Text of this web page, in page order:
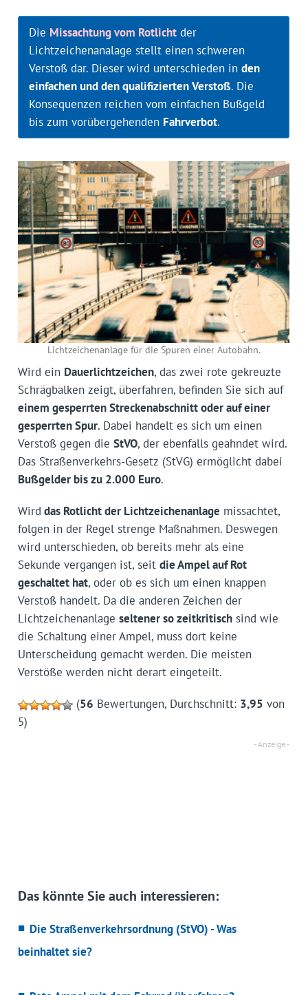
Die Missachtung vom Rotlichtder
Lichtzeichenanalage stellt einen schweren
Verstoß dar. Dieser wird unterschieden in den
einfachen und den qualifizierten Verstoß. Die
Konsequenzen reichen vom einfachen Bußgeld
bis zum vorübergehenden Fahrverbot.
Lichtzeichenanlage für die Spuren einer Autobahn.
Wird ein Dauerlichtzeichen, das zwei rote gekreuzte
Schrägbalken zeigt, überfahren, befinden Sie sich auf
einem gesperrten Streckenabschnitt oder auf einer
gesperrten Spur. Dabei handelt es sich um einen
Verstoß gegen die StVO, der ebenfalls geahndet wird.
Das Straßenverkehrs-Gesetz (StVG) ermöglicht dabei
Bußgelder bis zu 2.000 Euro.
Wird das Rotlicht der Lichtzeichenanlage missachtet,
folgen in der Regel strenge Maßnahmen. Deswegen
wird unterschieden, ob bereits mehr als eine
Sekunde vergangen ist, seit die Ampel auf Rot
geschaltet hat, oder ob es sich um einen knappen
Verstoß handelt. Da die anderen Zeichen der
Lichtzeichenanlage seltener so zeitkritischsind wie
die Schaltung einer Ampel, muss dort keine
Unterscheidung gemacht werden. Die meisten
Verstöße werden nicht derart eingeteilt.
(56 Bewertungen, Durchschnitt: 3,95 von
5)
Das könnte Sie auch interessieren:
Die Straßenverkehrsordnung (StVO) - Was
beinhaltet sie?